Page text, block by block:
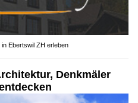
Ebertswil ZH erleben
Denkmäler